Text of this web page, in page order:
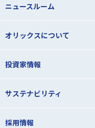
ニュースルーム
オリックスについて
投資家情報
サステナビリティ
採用情報